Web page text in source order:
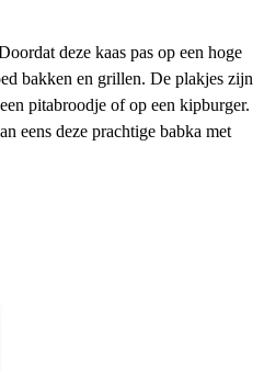
deze kaas pas op een hoge
bakken en grillen. De plakjes zijn
pitabroodje of op een kipburger.
eens deze prachtige babka met